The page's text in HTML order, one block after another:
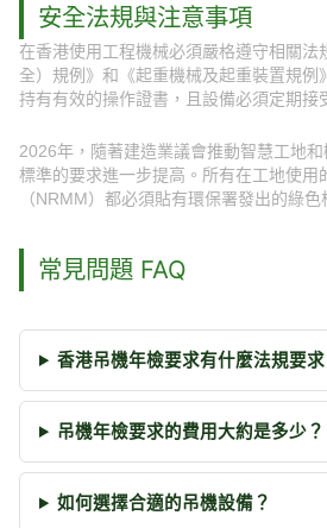
安全法規與注意事項
在香港使用工程機械必須嚴格遵守相關法
全）規例》和《起重機械及起重裝置規例
持有有效的操作證書，且設備必須定期接
2026年，隨著建造業議會推動智慧工地
標準的要求進一步提高。所有在工地使用
（NRMM）都必須貼有環保署發出的綠色
常見問題 FAQ
香港吊機年檢要求有什麼法規要求
吊機年檢要求的費用大約是多少？
如何選擇合適的吊機設備？